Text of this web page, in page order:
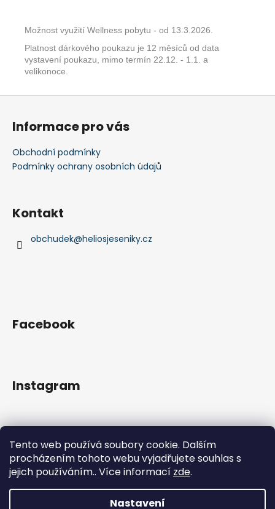
Tento web používá soubory cookie. Dalším
procházením tohoto webu vyjadřujete souhlas s
jejich používáním.. Více informací zde.
Nastavení
Možnost využití Wellness pobytu - od 13.3.2026.
Platnost dárkového poukazu je 12 měsíců od data
vystavení poukazu, mimo termín 22.12. - 1.1. a
velikonoce.
Z
Informace pro vás
Obchodní podmínky
Podmínky ochrany osobních údajů
Kontakt
obchudek@heliosjeseniky.cz
Facebook
Instagram